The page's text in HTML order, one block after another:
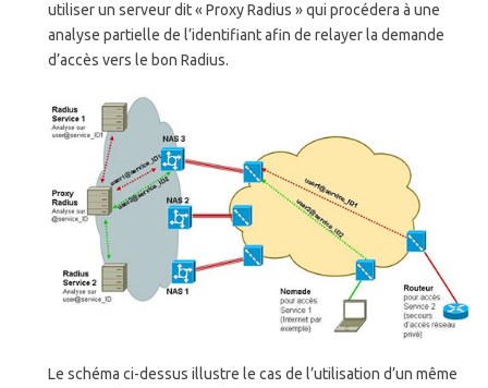
utiliser un serveur dit « Proxy Radius » qui procédera à une
analyse partielle de l’identifiant afin de relayer la demande
d’accès vers le bon Radius.
Le schéma ci-dessus illustre le cas de l’utilisation d’un même